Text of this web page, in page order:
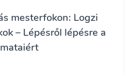
mesterfokon: Logzi
– Lépésről lépésre a